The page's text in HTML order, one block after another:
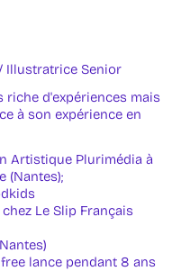
Illustratrice Senior
riche d'expériences mais
à son expérience en
Artistique Plurimédia à
(Nantes);
Le Slip Français
lance pendant 8 ans